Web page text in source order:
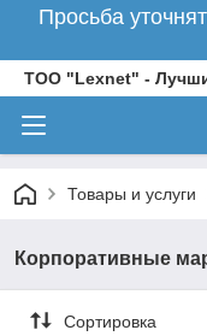
Просьба
ТОО "Lexnet" -
Товары и услуги
Корпоративные
Сортировка